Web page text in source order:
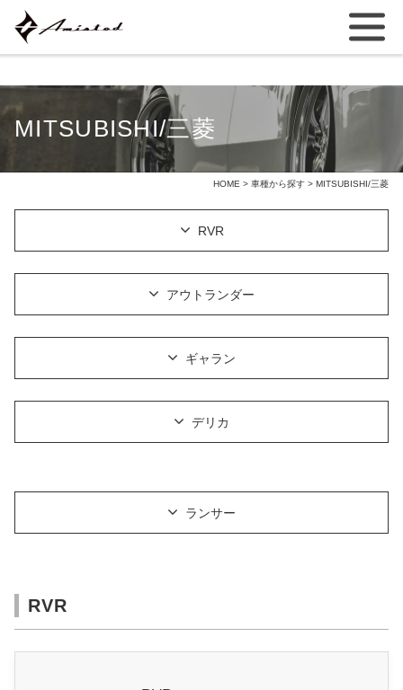
MITSUBISHI/三菱
HOME > 車種から探す > MITSUBISHI/三菱
RVR
アウトランダー
ギャラン
デリカ
ランサー
RVR